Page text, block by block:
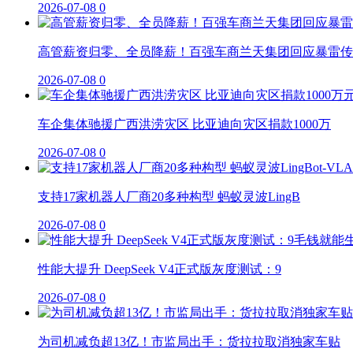
2026-07-08 0
高管薪资归零、全员降薪！百强车商兰天集团回应暴雷
2026-07-08 0
车企集体驰援广西洪涝灾区 比亚迪向灾区捐款1000万
2026-07-08 0
支持17家机器人厂商20多种构型 蚂蚁灵波LingB
2026-07-08 0
性能大提升 DeepSeek V4正式版灰度测试：9
2026-07-08 0
为司机减负超13亿！市监局出手：货拉拉取消独家车贴